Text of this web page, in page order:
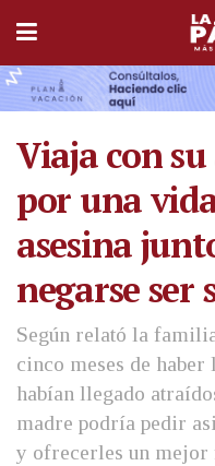
Viaja con
por una
asesina
negarse ser
Según relató la
cinco meses de
habían llegado
madre podría pedir
y ofrecerles un mejor